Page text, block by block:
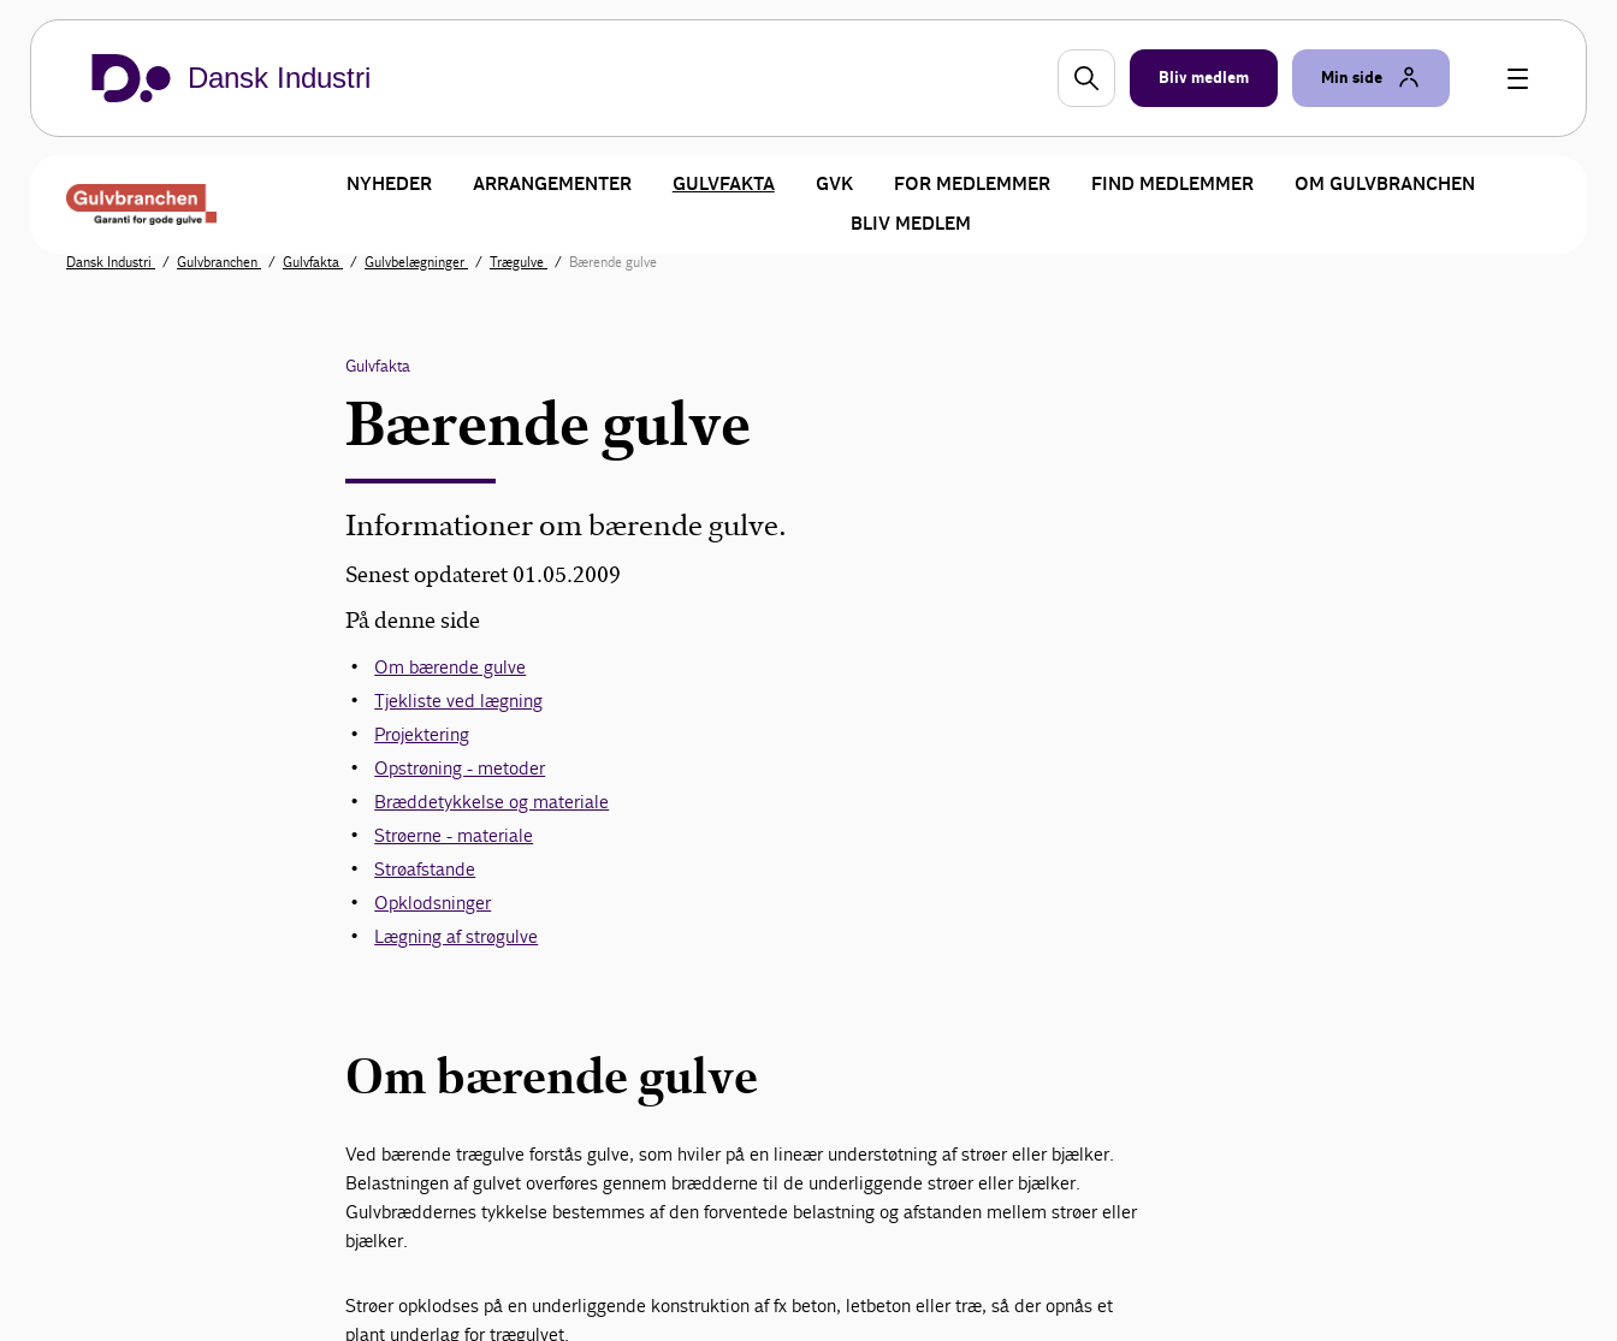
Dansk Industri Bliv medlem Min side
NYHEDER ARRANGEMENTER GULVFAKTA GVK FOR MEDLEMMER FIND MEDLEMMER
OM GULVBRANCHEN
BLIV MEDLEM
Dansk Industri Gulvbranchen Gulvfakta Gulvbelægninger Trægulve Bærende gulve
Gulvfakta
Bærende gulve
Informationer om bærende gulve.
Senest opdateret 01.05.2009
På denne side
Om bærende gulve
Tjekliste ved lægning
Projektering
Opstrøning - metoder
Bræddetykkelse og materiale
Strøerne - materiale
Strøafstande
Opklodsninger
Lægning af strøgulve
Om bærende gulve
Ved bærende trægulve forstås gulve, som hviler på en lineær understøtning af strøer eller bjælker.
Belastningen af gulvet overføres gennem brædderne til de underliggende strøer eller bjælker.
Gulvbræddernes tykkelse bestemmes af den forventede belastning og afstanden mellem strøer eller
bjælker.
Strøer opklodses på en underliggende konstruktion af fx beton, letbeton eller træ, så der opnås et
plant underlag for trægulvet.